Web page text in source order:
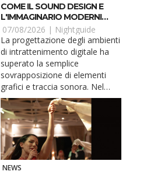
COME IL SOUND DESIGN E
L'IMMAGINARIO MODERNI
MODELLANO GLI HOBBY
DIGITALI NEL 2026
07/08/2026 | Nightguide
La progettazione degli ambienti
di intrattenimento digitale ha
superato la semplice
sovrapposizione di elementi
grafici e traccia sonora. Nel
corso del 2026, l'integrazione
tra la resa audio ad alta fedeltà
e l'immaginario visivo
costituisce la spina dorsale
della user experience (ux) in
qualsiasi applicativo interattivo.
L'attenzione de...
NEWS